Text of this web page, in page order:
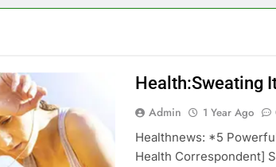
Health:Sweating
Admin 1 Year Ago
Healthnews: *5
Health Correspondent]